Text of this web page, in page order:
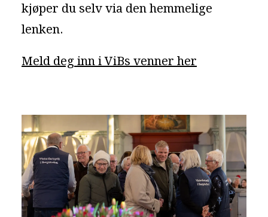
kjøper du selv via den hemmelige
lenken.
Meld deg inn i ViBs venner her